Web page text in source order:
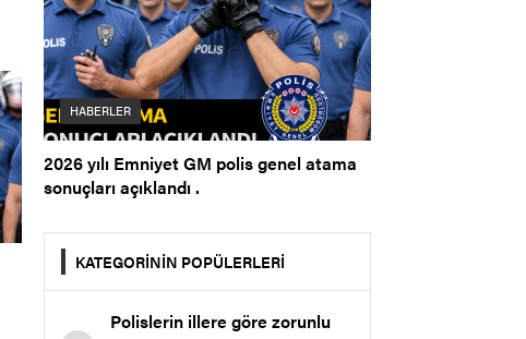
HABERLER
2026 yılı Emniyet GM polis genel atama
sonuçları açıklandı .
KATEGORİNİN POPÜLERLERİ
Polislerin illere göre zorunlu